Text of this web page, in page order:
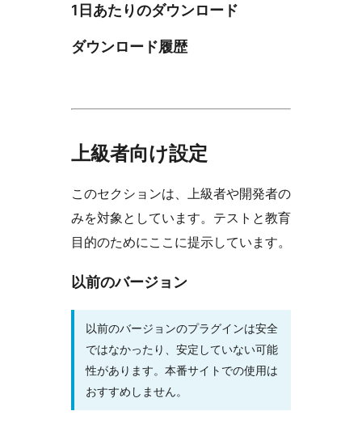
1日あたりのダウンロード
ダウンロード履歴
上級者向け設定
このセクションは、上級者や開発者の
みを対象としています。テストと教育
目的のためにここに提示しています。
以前のバージョン
以前のバージョンのプラグインは安全
ではなかったり、安定していない可能
性があります。本番サイトでの使用は
おすすめしません。